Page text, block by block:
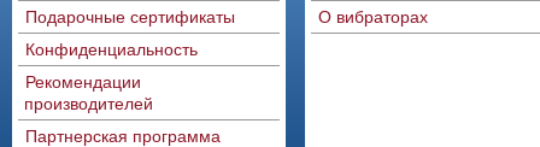
Подарочные сертификаты
Конфиденциальность
Рекомендации
производителей
Партнерская программа
О вибраторах